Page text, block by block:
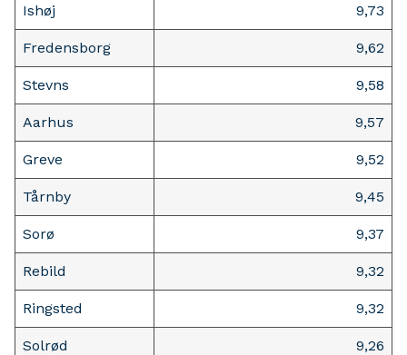
Ishøj 9,73
Fredensborg 9,62
Stevns 9,58
Aarhus 9,57
Greve 9,52
Tårnby 9,45
Sorø 9,37
Rebild 9,32
Ringsted 9,32
Solrød 9,26